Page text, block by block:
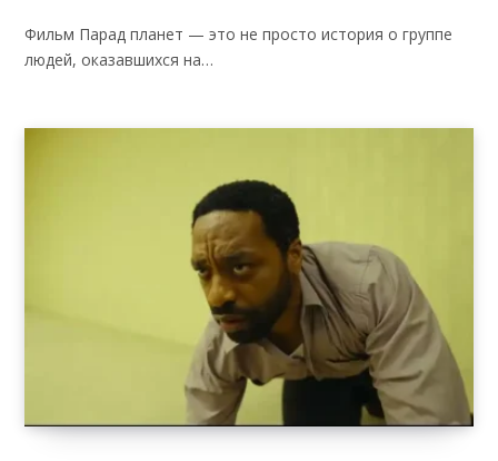
Фильм Парад планет — это не просто история о группе
людей, оказавшихся на…